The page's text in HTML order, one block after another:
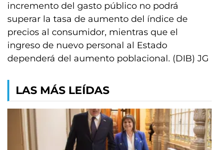
incremento del gasto público no podrá
superar la tasa de aumento del índice de
precios al consumidor, mientras que el
ingreso de nuevo personal al Estado
dependerá del aumento poblacional. (DIB) JG
LAS MÁS LEÍDAS